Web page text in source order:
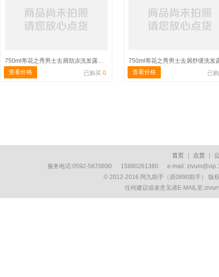
750ml蒂花之秀男士去屑劲凉洗发露（柠檬草精华）
查看价格
已购买 0 查看价格 已
首页 点货
服务电话:0592-5670890 15880261380 e-mail:
© 2012-2016 阿九助手（原0890助手） 版
任何建议或者意见请E-MAIL至